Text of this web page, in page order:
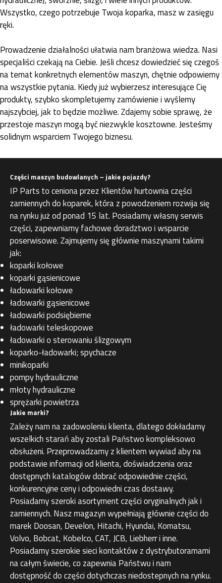
Wszystko, czego potrzebuje Twoja koparka, masz w zasięgu
ręki.
Prowadzenie działalności ułatwia nam branżowa wiedza. Nasi
specjaliści czekają na Ciebie. Jeśli chcesz dowiedzieć się czegoś
na temat konkretnych elementów maszyn, chętnie odpowiemy
na wszystkie pytania. Kiedy już wybierzesz interesujące Cię
produkty, szybko skompletujemy zamówienie i wyślemy
najszybciej, jak to będzie możliwe. Zdajemy sobie sprawę, że
przestoje maszyn mogą być niezwykle kosztowne. Jesteśmy
solidnym wsparciem Twojego biznesu.
Części maszyn budowlanych – jakie pojazdy?
IP Parts to ceniona przez Klientów hurtownia części
zamiennych do koparek, która z powodzeniem rozwija się
na rynku już od ponad 15 lat. Posiadamy własny serwis
części, zapewniamy fachowe doradztwo i wsparcie
poserwisowe. Zajmujemy się głównie maszynami takimi
jak:
koparki kołowe
koparki gąsienicowe
ładowarki kołowe
ładowarki gąsienicowe
ładowarki podsiębierne
ładowarki teleskopowe
ładowarki o sterowaniu ślizgowym
koparko-ładowarki; spychacze
minikoparki
pompy hydrauliczne
młoty hydrauliczne
sprężarki powietrza
Jakie marki?
Zależy nam na zadowoleniu klienta, dlatego dokładamy
wszelkich starań aby zostali Państwo kompleksowo
obsłużeni. Przeprowadzamy z klientem wywiad aby na
podstawie informacji od klienta, doświadczenia oraz
dostępnych katalogów dobrać odpowiednie części,
konkurencyjne ceny i odpowiedni czas dostawy.
Posiadamy szeroki asortyment części oryginalnych jak i
zamiennych. Nasz magazyn wypełniają głównie części do
marek Doosan, Develon, Hitachi, Hyundai, Komatsu,
Volvo, Bobcat, Kobelco, CAT, JCB, Liebherr i inne.
Posiadamy szerokie sieci kontaktów z dystrybutoramami
na całym świecie, co zapewnia Państwu i nam
dostępność do części dotychczas niedostepnych na rynku.